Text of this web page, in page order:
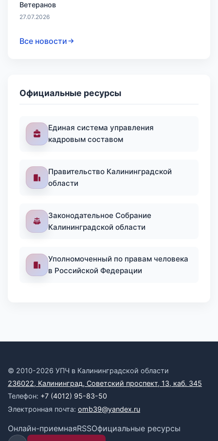
Ветеранов
27.07.2026
Все новости
Официальные ресурсы
Единая система управления
кадровым составом
Правительство Калининградской
области
Законодательное Собрание
Калининградской области
Уполномоченный по правам человека
в Российской Федерации
© 2010-2026 УПЧ в Калининградской области
236022, Калининград, Советский проспект, 13, каб. 345
Телефон: +7 (4012) 95-83-50
Электронная почта: omb39@yandex.ru
Онлайн-приемнаяRSSОфициальные ресурсы